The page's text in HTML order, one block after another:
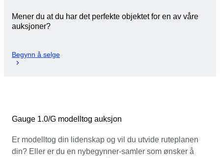
Mener du at du har det perfekte objektet for en av våre
auksjoner?
Begynn å selge
Gauge 1.0/G modelltog auksjon
Er modelltog din lidenskap og vil du utvide ruteplanen
din? Eller er du en nybegynner-samler som ønsker å